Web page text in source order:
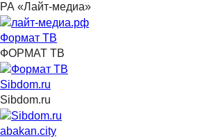
РА «Лайт-медиа»
Формат ТВ
ФОРМАТ ТВ
Sibdom.ru
Sibdom.ru
abakan.city